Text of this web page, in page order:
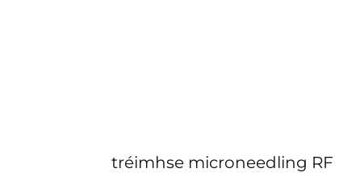
tréimhse microneedling RF